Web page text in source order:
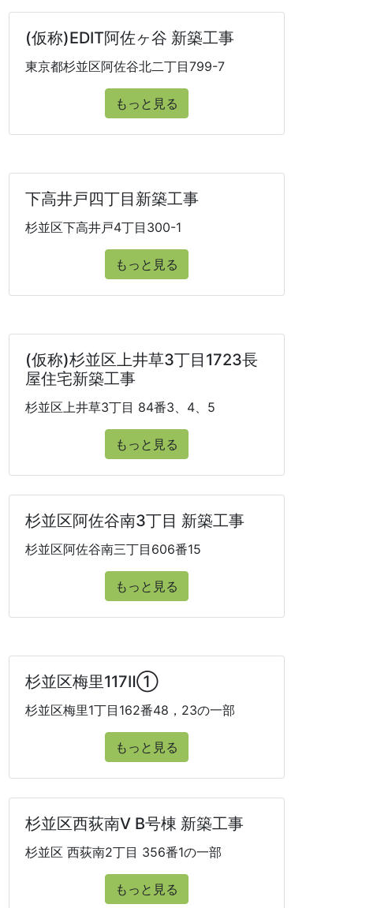
(仮称)EDIT阿佐ヶ谷 新築工事
東京都杉並区阿佐谷北二丁目799-7
もっと見る
下高井戸四丁目新築工事
杉並区下高井戸4丁目300-1
もっと見る
(仮称)杉並区上井草3丁目1723長
屋住宅新築工事
杉並区上井草3丁目 84番3、4、5
もっと見る
杉並区阿佐谷南3丁目 新築工事
杉並区阿佐谷南三丁目606番15
もっと見る
杉並区梅里117Ⅱ①
杉並区梅里1丁目162番48，23の一部
もっと見る
杉並区西荻南V B号棟 新築工事
杉並区 西荻南2丁目 356番1の一部
もっと見る